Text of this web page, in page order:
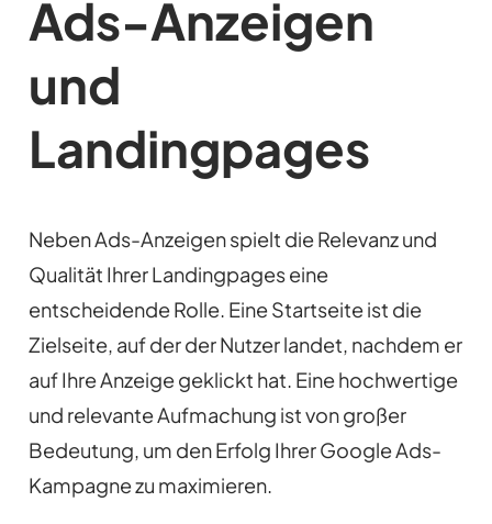
Ads-Anzeigen
und
Landingpages
Neben Ads-Anzeigen spielt die Relevanz und
Qualität Ihrer Landingpages eine
entscheidende Rolle. Eine Startseite ist die
Zielseite, auf der der Nutzer landet, nachdem er
auf Ihre Anzeige geklickt hat. Eine hochwertige
und relevante Aufmachung ist von großer
Bedeutung, um den Erfolg Ihrer Google Ads-
Kampagne zu maximieren.